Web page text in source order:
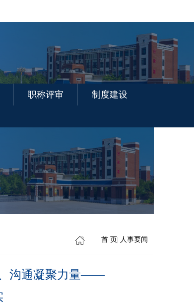
职称评审 制度建设
首 页 人事要闻
、沟通凝聚力量——